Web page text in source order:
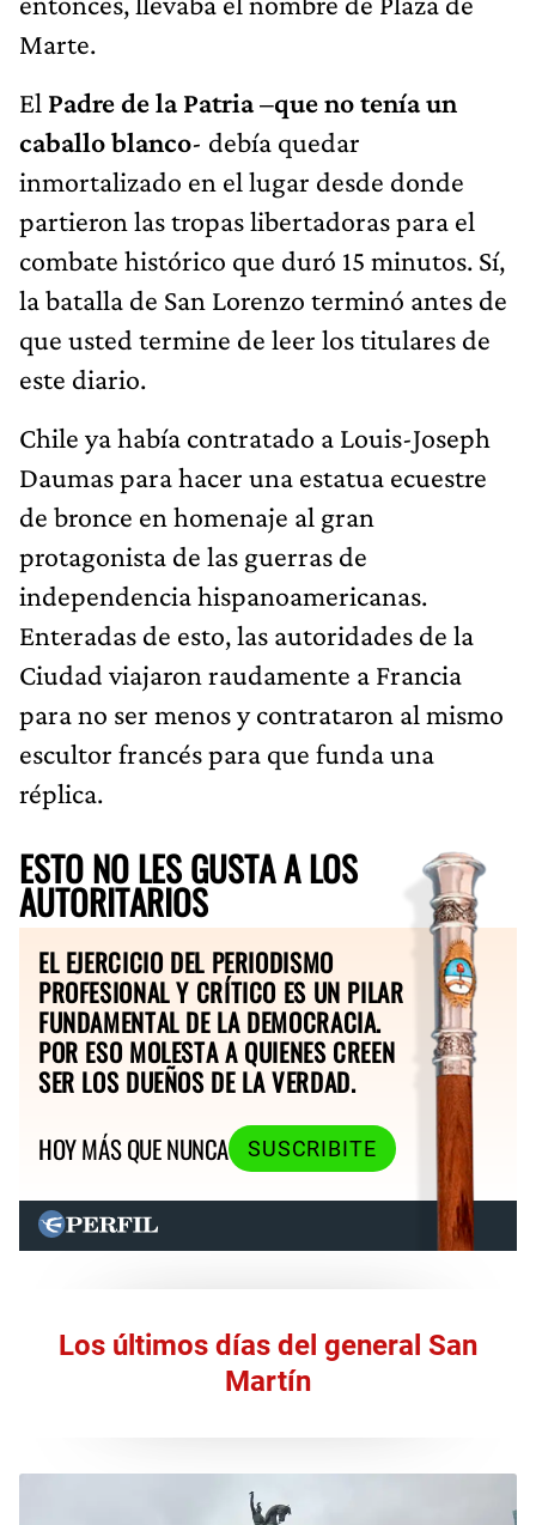
Marte.
El Padre de la Patria –que no tenía un
caballo blanco- debía quedar
inmortalizado en el lugar desde donde
partieron las tropas libertadoras para el
combate histórico que duró 15 minutos. Sí,
la batalla de San Lorenzo terminó antes de
que usted termine de leer los titulares de
este diario.
Chile ya había contratado a Louis-Joseph
Daumas para hacer una estatua ecuestre
de bronce en homenaje al gran
protagonista de las guerras de
independencia hispanoamericanas.
Enteradas de esto, las autoridades de la
Ciudad viajaron raudamente a Francia
para no ser menos y contrataron al mismo
escultor francés para que funda una
réplica.
ESTO NO LES GUSTA A LOS
AUTORITARIOS
EL EJERCICIO DEL PERIODISMO
PROFESIONAL Y CRÍTICO ES UN PILAR
FUNDAMENTAL DE LA DEMOCRACIA.
POR ESO MOLESTA A QUIENES CREEN
SER LOS DUEÑOS DE LA VERDAD.
HOY MÁS QUE NUNCA
SUSCRIBITE
Los últimos días del general San
Martín